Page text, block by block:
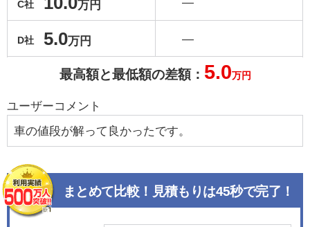
C社 万円
D社 5.0万円
―
―
最高額と最低額の差額： 5.0万円
ユーザーコメント
車の値段が解って良かったです。
まとめて比較！見積もりは45秒で完了！